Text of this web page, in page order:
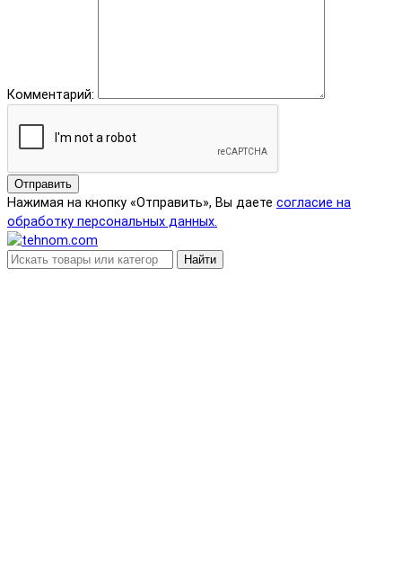
Комментарий:
Отправить
Нажимая на кнопку «Отправить», Вы даете согласие на
обработку персональных данных.
Найти